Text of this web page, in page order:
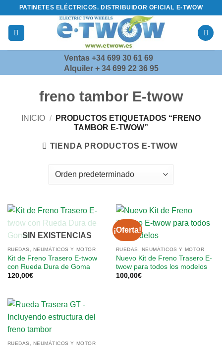
Saltar
al
contenido
PATINETES ELÉCTRICOS. DISTRIBUIDOR OFICIAL E-TWOW
Ventas +34 699 30 61 69
Alquiler + 34 699 22 36 95
freno tambor E-twow
INICIO /
PRODUCTOS ETIQUETADOS “FRENO
TAMBOR E-TWOW”
TIENDA PRODUCTOS E-TWOW
SIN EXISTENCIAS
RUEDAS, NEUMÁTICOS Y MOTOR
Kit de Freno Trasero E-twow
con Rueda Dura de Goma
120,00€
¡Oferta!
RUEDAS, NEUMÁTICOS Y MOTOR
Nuevo Kit de Freno Trasero E-
twow para todos los modelos
100,00€
RUEDAS, NEUMÁTICOS Y MOTOR